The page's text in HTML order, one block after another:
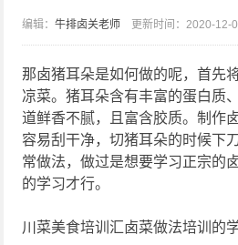
编辑： 牛排卤关老师 更新时间：2020-12-
那卤猪耳朵是如何做的呢，首先
凉菜。猪耳朵含有丰富的蛋白质
道鲜香不腻，且富含胶质。制作
容易刮干净，切猪耳朵的时候下
常做法，做过是想要学习正宗的
的学习才行。
川菜美食培训汇卤菜做法培训的